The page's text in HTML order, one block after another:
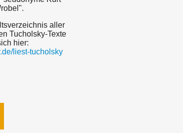
aller
Tucholsky-Texte
hier:
liest-tucholsky